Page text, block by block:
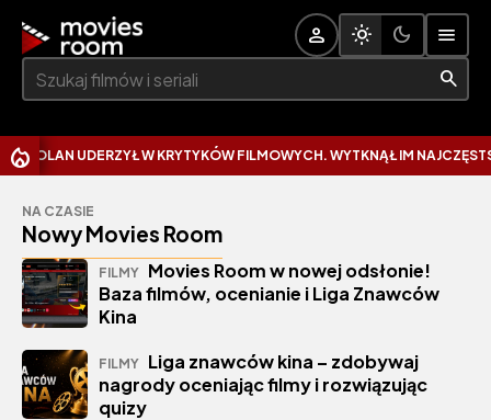
Szukaj:
UDERZYŁ W KRYTYKÓW FILMOWYCH. WYTKNĄŁ IM NAJCZĘSTSZY BŁĄD
NA CZASIE
Nowy Movies Room
FILMY Movies Room w nowej odsłonie!
Baza filmów, ocenianie i Liga Znawców
Kina
FILMY Liga znawców kina – zdobywaj
nagrody oceniając filmy i rozwiązując
quizy